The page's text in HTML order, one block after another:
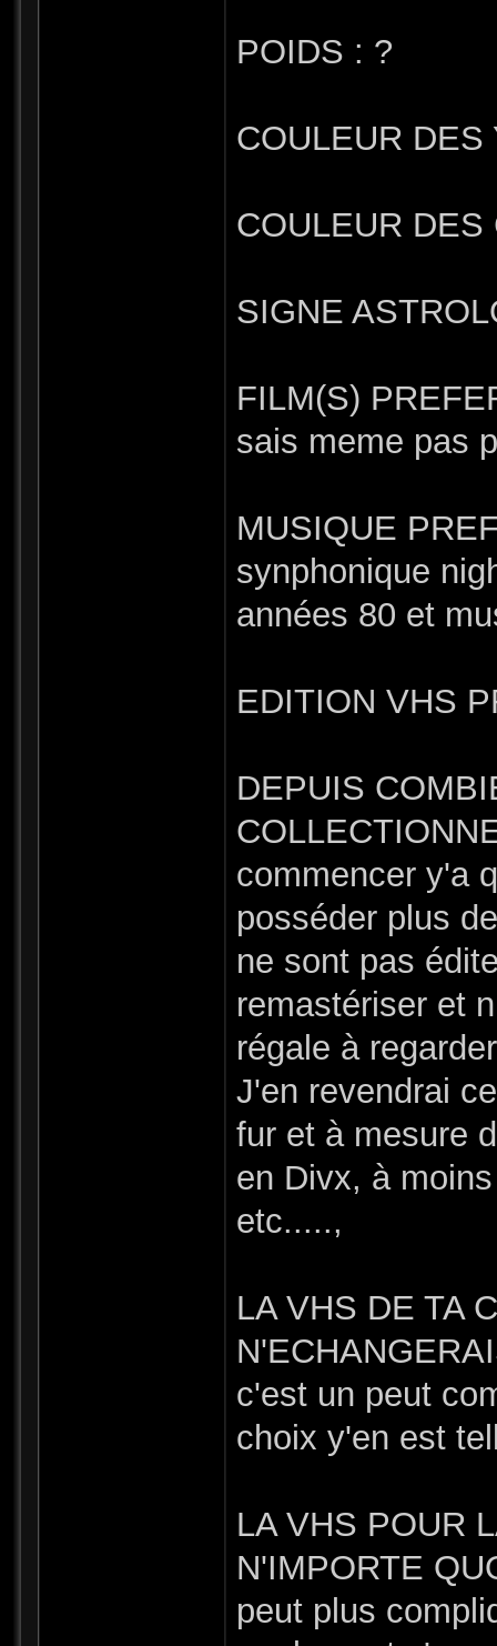
POIDS : ?
COULEUR
COULEUR
SIGNE
FILM(S)
sais meme pas
MUSIQUE
synphonique
années 80 et
EDITION VHS
DEPUIS
commencer y'a
posséder plus
ne sont pas
remastériser et
régale à
J'en revendrai
fur et à mesure
en Divx, à
etc.....,
LA VHS DE TA
c'est un peut
choix y'en est
LA VHS POUR
N'IMPORTE
peut plus